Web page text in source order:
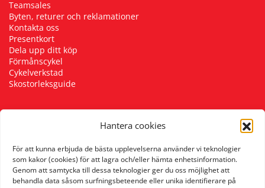
Hantera cookies
För att kunna erbjuda de bästa upplevelserna använder vi teknologier
som kakor (cookies) för att lagra och/eller hämta enhetsinformation.
Genom att samtycka till dessa teknologier ger du oss möjlighet att
behandla data såsom surfningsbeteende eller unika identifierare på
Teamsales
Byten, returer och reklamationer
Kontakta oss
Presentkort
Dela upp ditt köp
Förmånscykel
Cykelverkstad
Skostorleksguide